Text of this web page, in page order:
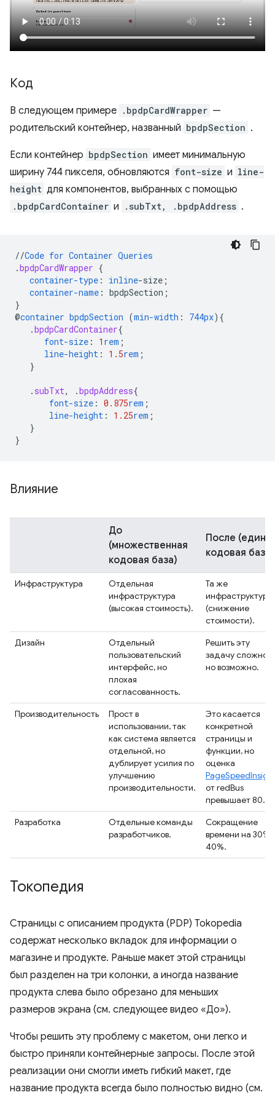
Код
В следующем примере .bpdpCardWrapper —
родительский контейнер, названный bpdpSection .
Если контейнер bpdpSection имеет минимальную
ширину 744 пикселя, обновляются font-size и line-
height для компонентов, выбранных с помощью
.bpdpCardContainer и .subTxt, .bpdpAddress .
//Code for Container Queries
.bpdpCardWrapper {
container-type : inline-size ;
container-name : bpdpSection ;
}
@container bpdpSection (min-width : 744px) {
.bpdpCardContainer{
font-size : 1 rem ;
line-height : 1.5rem ;
}
. subTxt, .bpdpAddress{
font-size : 0.875rem ;
line-height : 1.25rem ;
}
}
Влияние
До
(множественная
кодовая база)
После
кодовая база)
Инфраструктура
Отдельная
инфраструктура
(высокая стоимость).
Та же
инфраструктура
(снижение
стоимости).
Дизайн
Отдельный
пользовательский
интерфейс, но
плохая
согласованность.
Решить эту
задачу сложно,
но возможно.
Производительность
Прост в
использовании, так
как система является
отдельной, но
дублирует усилия по
улучшению
производительности.
Это касается
конкретной
страницы и
функции, но
оценка
от redBus
превышает 80.
Разработка
Отдельные команды
разработчиков.
Сокращение
времени на 30% -
40%.
Токопедия
Страницы с описанием продукта (PDP) Tokopedia
содержат несколько вкладок для информации о
магазине и продукте. Раньше макет этой страницы
был разделен на три колонки, а иногда название
продукта слева было обрезано для меньших
размеров экрана (см. следующее видео «До»).
Чтобы решить эту проблему с макетом, они легко и
быстро приняли контейнерные запросы. После этой
реализации они смогли иметь гибкий макет, где
название продукта всегда было полностью видно (см.